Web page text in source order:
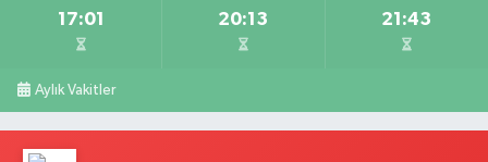
17:01 20:13 21:43
Aylık Vakitler